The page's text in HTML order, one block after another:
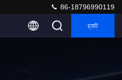
86-18796990119
চ্যাট